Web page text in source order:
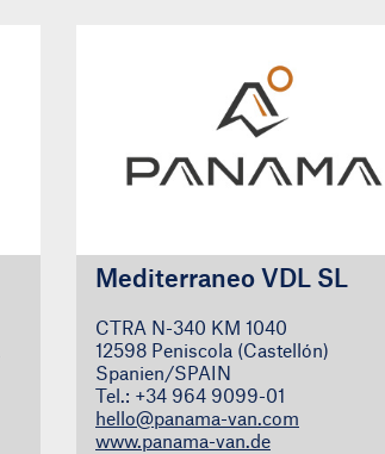
Mediterraneo VDL SL
CTRA N-340 KM 1040
12598 Peniscola (Castellón)
Spanien/SPAIN
Tel.: +34 964 9099-01
hello@panama-van.com
www.panama-van.de